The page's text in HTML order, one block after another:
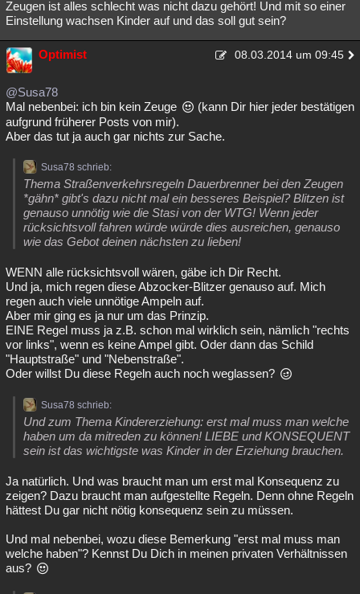
Zeugen ist alles schlecht was nicht dazu gehört! Und mit so einer
Einstellung wachsen Kinder auf und das soll gut sein?
Optimist 08.03.2014 um 09:45
@Susa78
Mal nebenbei: ich bin kein Zeuge
(kann Dir hier jeder bestätigen
aufgrund früherer Posts von mir).
Aber das tut ja auch gar nichts zur Sache.
Susa78 schrieb:
Thema Straßenverkehrsregeln Dauerbrenner bei den Zeugen
*gähn* gibt's dazu nicht mal ein besseres Beispiel? Blitzen ist
genauso unnötig wie die Stasi von der WTG! Wenn jeder
rücksichtsvoll fahren würde würde dies ausreichen, genauso
wie das Gebot deinen nächsten zu lieben!
WENN alle rücksichtsvoll wären, gäbe ich Dir Recht.
Und ja, mich regen diese Abzocker-Blitzer genauso auf. Mich
regen auch viele unnötige Ampeln auf.
Aber mir ging es ja nur um das Prinzip.
EINE Regel muss ja z.B. schon mal wirklich sein, nämlich "rechts
vor links", wenn es keine Ampel gibt. Oder dann das Schild
"Hauptstraße" und "Nebenstraße".
Oder willst Du diese Regeln auch noch weglassen?
Susa78 schrieb:
Und zum Thema Kindererziehung: erst mal muss man welche
haben um da mitreden zu können! LIEBE und KONSEQUENT
sein ist das wichtigste was Kinder in der Erziehung brauchen.
Ja natürlich. Und was braucht man um erst mal Konsequenz zu
zeigen? Dazu braucht man aufgestellte Regeln. Denn ohne Regeln
hättest Du gar nicht nötig konsequenz sein zu müssen.
Und mal nebenbei, wozu diese Bemerkung "erst mal muss man
welche haben"? Kennst Du Dich in meinen privaten Verhältnissen
aus?